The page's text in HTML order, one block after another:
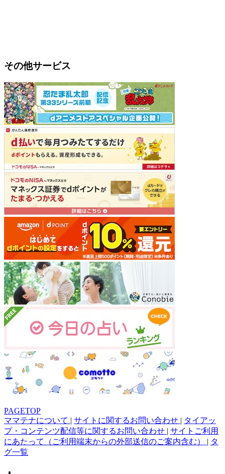
その他サービス
PAGETOP
ママテナについて | サイトに関するお問い合わせ | タイアッ
プ・コンテンツ配信等に関するお問い合わせ | サイトご利用
にあたって（ご利用端末からの外部送信のご案内含む） | タ
グ一覧